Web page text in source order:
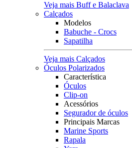
Veja mais Buff e Balaclava
Calçados
Modelos
Babuche - Crocs
Sapatilha
Veja mais Calçados
Óculos Polarizados
Característica
Óculos
Clip-on
Acessórios
Segurador de óculos
Principais Marcas
Marine Sports
Rapala